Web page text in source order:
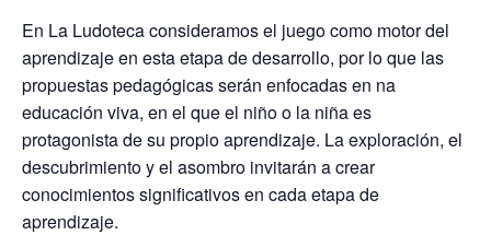
En La Ludoteca consideramos el juego como motor del
aprendizaje en esta etapa de desarrollo, por lo que las
propuestas pedagógicas serán enfocadas en na
educación viva, en el que el niño o la niña es
protagonista de su propio aprendizaje. La exploración, el
descubrimiento y el asombro invitarán a crear
conocimientos significativos en cada etapa de
aprendizaje.